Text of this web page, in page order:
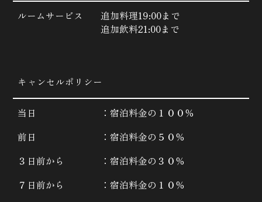
ルームサービス
追加料理19:00まで
追加飲料21:00まで
キャンセルポリシー
当日
：宿泊料金の１００％
前日
：宿泊料金の５０％
３日前から
：宿泊料金の３０％
７日前から
：宿泊料金の１０％